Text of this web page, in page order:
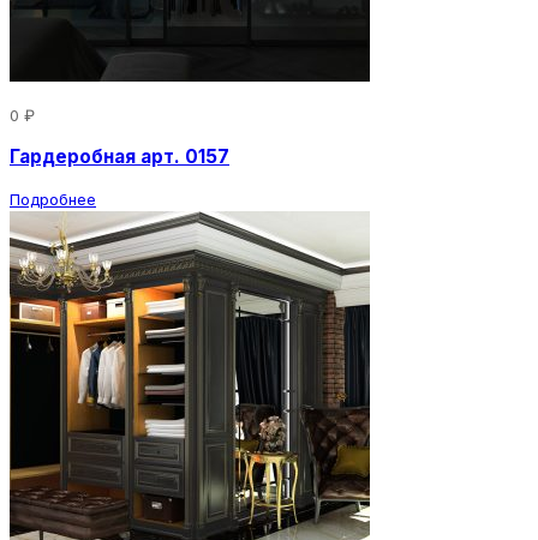
0 ₽
Гардеробная арт. 0157
Подробнее